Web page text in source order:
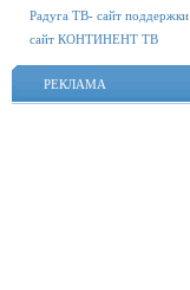
Радуга ТВ- сайт поддержки
сайт КОНТИНЕНТ ТВ
РЕКЛАМА